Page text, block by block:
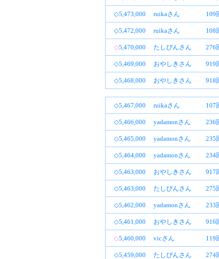
◇5,473,000 ruikaさん 109
◇5,472,000 ruikaさん 108
◇5,470,000 たしぴんさん 276
◇5,469,000 おやしきさん 919
◇5,468,000 おやしきさん 918
◇5,467,000 ruikaさん 107
◇5,466,000 yadamonさん 236
◇5,465,000 yadamonさん 235
◇5,464,000 yadamonさん 234
◇5,463,000 おやしきさん 917
◇5,463,000 たしぴんさん 275
◇5,462,000 yadamonさん 233
◇5,461,000 おやしきさん 916
◇5,460,000 vicさん 119
◇5,459,000 たしぴんさん 274